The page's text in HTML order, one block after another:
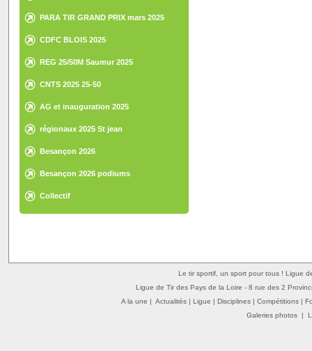
PARA TIR GRAND PRIX mars 2025
CDFC BLOIS 2025
REG 25/50M Saumur 2025
CNTS 2025 25-50
AG et inauguration 2025
régionaux 2025 St jean
Besançon 2026
Besançon 2026 podiums
Collectif
Le tir sportif, un sport pour tous ! Ligue
Ligue de Tir des Pays de la Loire - 8 rue des 2
A la une | Actualités | Ligue | Disciplines | Compétitions |
Galeries photos|